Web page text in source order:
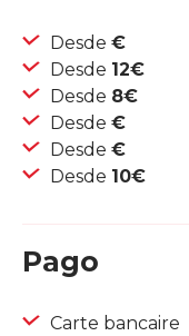
Desde €
Desde 12€
Desde 8€
Desde €
Desde €
Desde 10€
Pago
Carte bancaire